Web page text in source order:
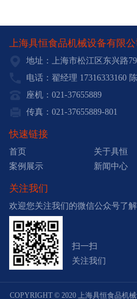
上海具恒食品机械设备有限公
地址：上海市松江区东兴路
电话：翟经理 17316333160
座机：021-37655889
传真：021-37655889-801
快速链接
首页 关于具恒
案例展示
新闻中心
关注我们
欢迎您关注我们的微信公众号了解
扫一扫
关注我们
COPYRIGHT © 2020 上海具恒食品机